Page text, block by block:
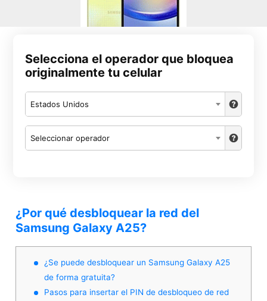
Selecciona el operador que bloquea
originalmente tu celular
Estados Unidos
Seleccionar operador
¿Por qué desbloquear la red del
Samsung Galaxy A25?
¿Se puede desbloquear un Samsung Galaxy A25
de forma gratuita?
Pasos para insertar el PIN de desbloqueo de red